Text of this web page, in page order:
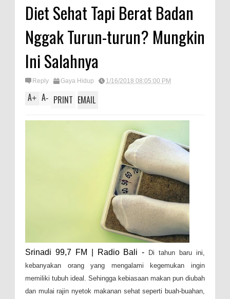
Diet Sehat Tapi Berat Badan
Nggak Turun-turun? Mungkin
Ini Salahnya
Reply Gaya Hidup 1/16/2018 08:05:00 PM
A+ A- PRINT EMAIL
Srinadi 99,7 FM | Radio Bali - Di tahun baru ini,
kebanyakan orang yang mengalami kegemukan ingin
memiliki tubuh ideal. Sehingga kebiasaan makan pun diubah
dan mulai rajin nyetok makanan sehat seperti buah-buahan,